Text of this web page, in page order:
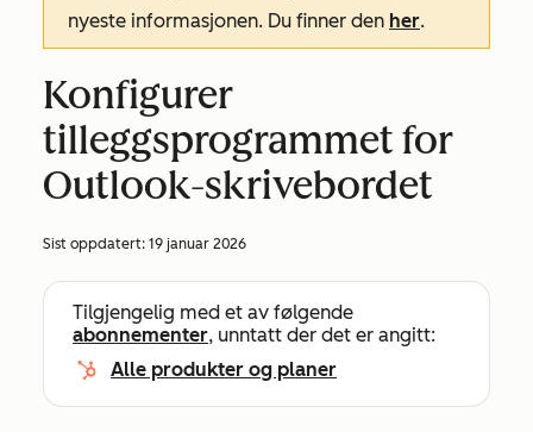
nyeste informasjonen. Du finner den her.
Konfigurer
tilleggsprogrammet for
Outlook-skrivebordet
Sist oppdatert: 19 januar 2026
Tilgjengelig med et av følgende
abonnementer, unntatt der det er angitt:
Alle produkter og planer